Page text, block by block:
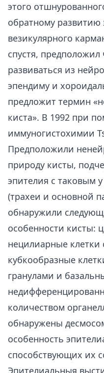
этого
обратному развитию
везикулярного
спустя, предположил
развиваться из
эпендиму и
предложит термин
киста». В 1992 при
иммуногистохимии
Предположили
природу кисты,
эпителия с таковым
(трахеи и основной
обнаружили
особенности кисты:
нецилиарные
кубкообразные
гранулами и
количеством
обнаружены
особенность
способствующих их
Эпителиальныя